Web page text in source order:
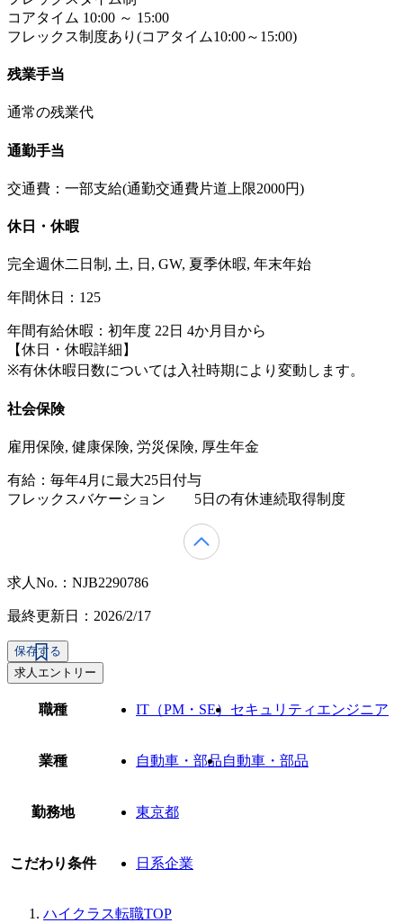
コアタイム 10:00 ～ 15:00
フレックス制度あり(コアタイム10:00～15:00)
残業手当
通常の残業代
通勤手当
交通費：一部支給(通勤交通費片道上限2000円)
休日・休暇
完全週休二日制, 土, 日, GW, 夏季休暇, 年末年始
年間休日：125
年間有給休暇：初年度 22日 4か月目から
【休日・休暇詳細】
※有休休暇日数については入社時期により変動します。
社会保険
雇用保険, 健康保険, 労災保険, 厚生年金
有給：毎年4月に最大25日付与
フレックスバケーション 5日の有休連続取得制度
求人No.：NJB2290786
最終更新日：2026/2/17
保存する
求人エントリー
職種 IT（PM・SE） セキュリティエンジニア
業種 自動車・部品自動車・部品
勤務地 東京都
こだわり条件 日系企業
ハイクラス転職TOP